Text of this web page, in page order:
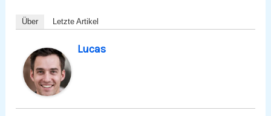
Über Letzte Artikel
Lucas